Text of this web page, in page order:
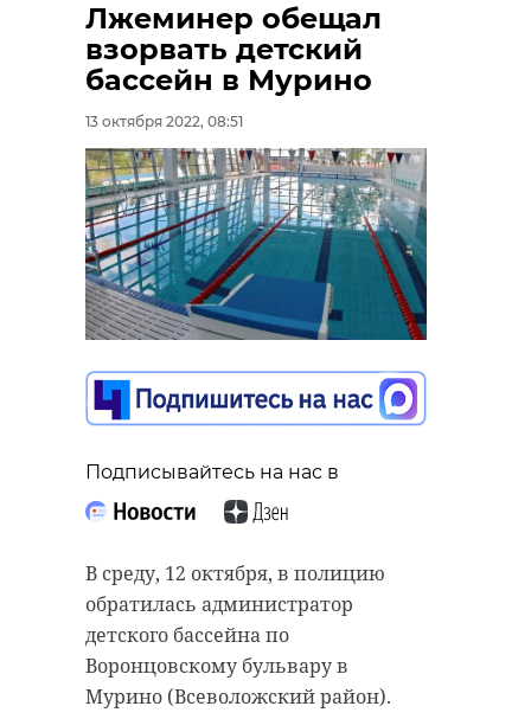
Лжеминер обещал
взорвать детский
бассейн в Мурино
13 октября 2022, 08:51
Подписывайтесь на нас в
В среду, 12 октября, в полицию
обратилась администратор
детского бассейна по
Воронцовскому бульвару в
Мурино (Всеволожский район).